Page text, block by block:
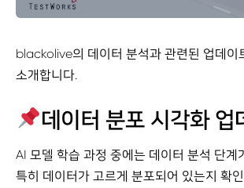
blackolive의 데이터 분석과 관련된 업데이
소개합니다.
데이터 분포 시각화 업
AI 모델 학습 과정 중에는 데이터 분석 단계
특히 데이터가 고르게 분포되어 있는지 확